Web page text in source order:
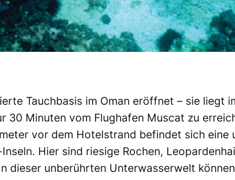
Tauchbasis im Oman eröffnet – sie liegt
30 Minuten vom Flughafen Muscat zu
vor dem Hotelstrand befindet sich eine
Hier sind riesige Rochen,
dieser unberührten Unterwasserwelt